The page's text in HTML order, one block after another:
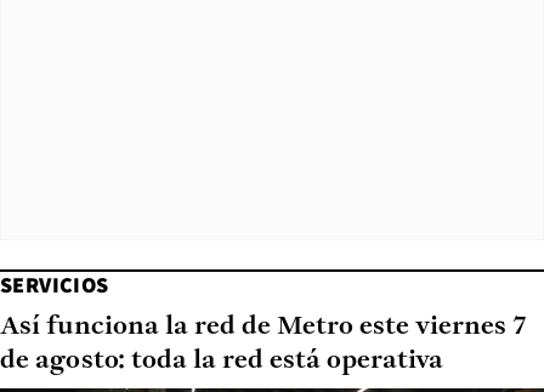
SERVICIOS
Así funciona la red de Metro este viernes 7
de agosto: toda la red está operativa